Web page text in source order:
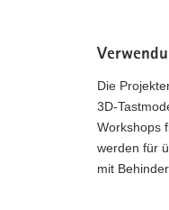
Die
3D-
Workshops
werden für
mit